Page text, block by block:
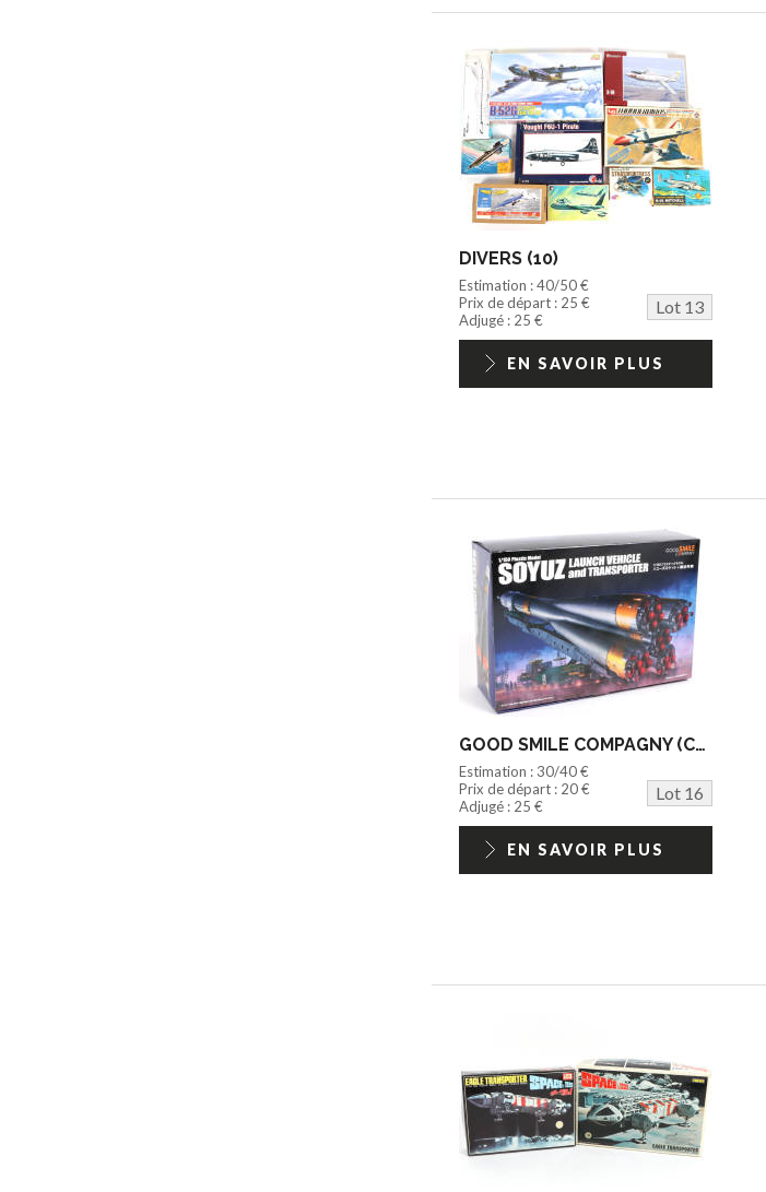
DIVERS (10)
Estimation : 40/50 €
Prix de départ : 25 €
Lot 13
Adjugé : 25 €
EN SAVOIR PLUS
GOOD SMILE COMPAGNY (CHINE) (1)
Estimation : 30/40 €
Prix de départ : 20 €
Lot 16
Adjugé : 25 €
EN SAVOIR PLUS